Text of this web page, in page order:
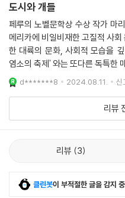
바르가스 요사가 이 소설에 처음
임시로 ‘사기꾼들’이라고 바꾸었
책을 출간하기 전 문학비평가 호
에서, 오비에도는 학교가 있는 지
가 자주 언급된다는 점을 들어 ‘도
반응이 탐탁지 않자 다시 ‘도시와
요사는 기뻐하며 그게 바로 자신
‘개’는 레온시오 프라도 군사학교
교사인 장교들은 그 사실을 알면
레온시오 프라도 군사학교가 위
응축되어 있는 공간이다. 사회에
멸시당하고, 특정 지역 출신 사람
도시와 개들
페루의 노벨문학상 수상 작가 마
메리카에 비일비재한 고질적 사
한 대륙의 문화, 사회적 모습을
염소의 축제' 와는 또다른 독특한
d*******8 2024.08.11. 신
리뷰
리뷰 3
클린봇이 부적절한 글을 감지